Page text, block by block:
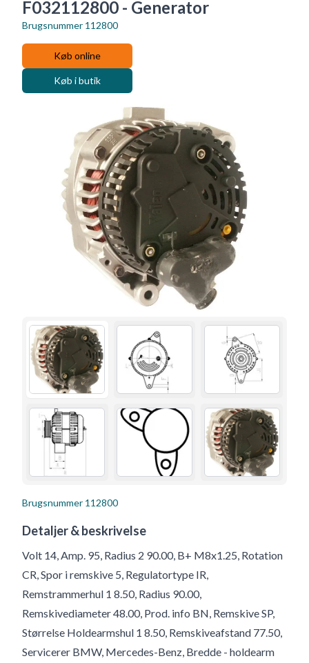
F032112800 - Generator
Brugsnummer 112800
Køb online
Køb i butik
Brugsnummer 112800
Detaljer & beskrivelse
Volt 14, Amp. 95, Radius 2 90.00, B+ M8x1.25, Rotation
CR, Spor i remskive 5, Regulatortype IR,
Remstrammerhul 1 8.50, Radius 90.00,
Remskivediameter 48.00, Prod. info BN, Remskive SP,
Størrelse Holdearmshul 1 8.50, Remskiveafstand 77.50,
Servicerer BMW, Mercedes-Benz, Bredde - holdearm